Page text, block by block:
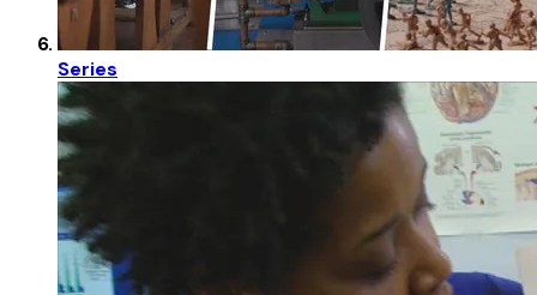
Series